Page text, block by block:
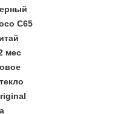
С65
мес